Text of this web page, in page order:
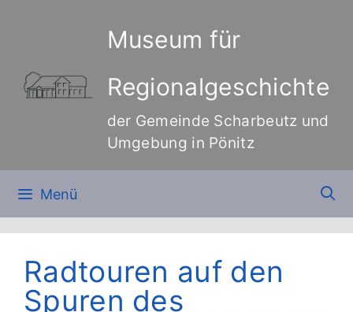
Museum für
Regionalgeschichte
der Gemeinde Scharbeutz und
Umgebung in Pönitz
Menü
Radtouren auf den
Spuren des